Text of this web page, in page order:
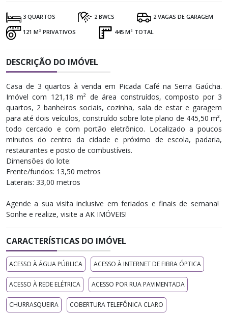
3 QUARTOS 2 BWCS 2 VAGAS DE GARAGEM
121 M² PRIVATIVOS 445 M² TOTAL
DESCRIÇÃO DO IMÓVEL
Casa de 3 quartos à venda em Picada Café na Serra Gaúcha.
Imóvel com 121,18 m² de área construídos, composto por 3
quartos, 2 banheiros sociais, cozinha, sala de estar e garagem
para até dois veículos, construído sobre lote plano de 445,50 m²,
todo cercado e com portão eletrônico. Localizado a poucos
minutos do centro da cidade e próximo de escola, padaria,
restaurantes e posto de combustíveis.
Dimensões do lote:
Frente/fundos: 13,50 metros
Laterais: 33,00 metros
Agende a sua visita inclusive em feriados e finais de semana! ​
Sonhe e realize, visite a AK IMÓVEIS!
CARACTERÍSTICAS DO IMÓVEL
ACESSO À ÁGUA PÚBLICA ACESSO À INTERNET DE FIBRA ÓPTICA
ACESSO À REDE ELÉTRICA ACESSO POR RUA PAVIMENTADA
CHURRASQUEIRA COBERTURA TELEFÔNICA CLARO